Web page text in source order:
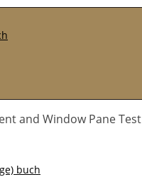
and Window Pane Test
buch